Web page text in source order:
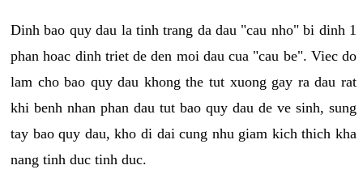
Dinh bao quy dau la tinh trang da dau "cau nho" bi dinh 1
phan hoac dinh triet de den moi dau cua "cau be". Viec do
lam cho bao quy dau khong the tut xuong gay ra dau rat
khi benh nhan phan dau tut bao quy dau de ve sinh, sung
tay bao quy dau, kho di dai cung nhu giam kich thich kha
nang tinh duc tinh duc.